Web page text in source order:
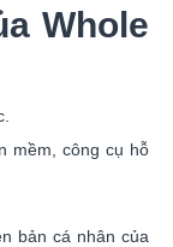
Whole
mềm, công cụ hỗ
bản cá nhân của